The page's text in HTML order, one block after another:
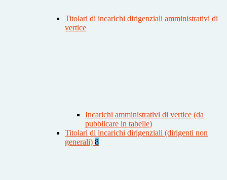
Titolari di incarichi dirigenziali amministrativi di
vertice
Incarichi amministrativi di vertice (da
pubblicare in tabelle)
Titolari di incarichi dirigenziali (dirigenti non
generali) 8